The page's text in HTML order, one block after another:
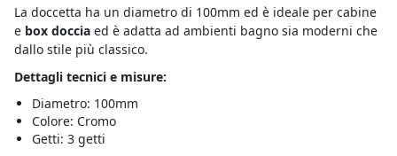
La doccetta ha un diametro di 100mm ed è ideale per cabine
e box docciaed è adatta ad ambienti bagno sia moderni che
dallo stile più classico.
Dettagli tecnici e misure:
Diametro: 100mm
Colore: Cromo
Getti: 3 getti